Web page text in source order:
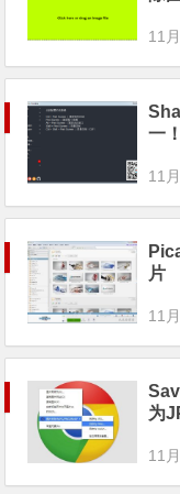
11
一！
11
片
11
为
11